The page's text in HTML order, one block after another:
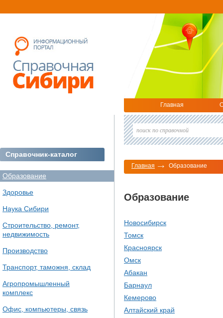
Главная
Главная Образование
Образование
Новосибирск
Томск
Красноярск
Омск
Абакан
Барнаул
Кемерово
Алтайский край
Справочник-каталог
Образование
Здоровье
Наука Сибири
Строительство, ремонт,
недвижимость
Производство
Транспорт, таможня, склад
Агропромышленный
комплекс
Офис, компьютеры, связь